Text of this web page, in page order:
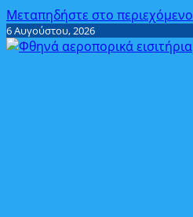
Μεταπηδήστε στο περιεχόμενο
6 Αυγούστου, 2026